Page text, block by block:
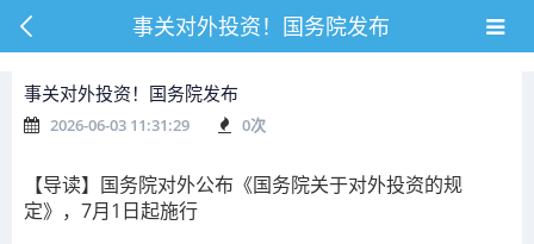
事关对外投资！国务院发布
事关对外投资！国务院发布
2026-06-03 11:31:29 0次
【导读】国务院对外公布 《国务院关于对外投资的规
定》 ， 7月1日起施行